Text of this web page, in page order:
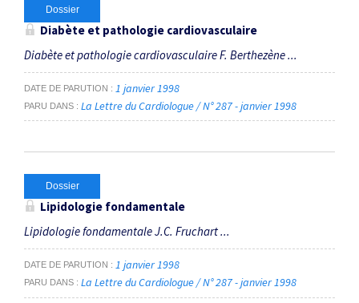
RECHERCHER
Dossier
Diabète et pathologie cardiovasculaire
Diabète et pathologie cardiovasculaire F. Berthezène ...
DATE DE PARUTION 1 janvier 1998
PARU DANS La Lettre du Cardiologue / N° 287 - janvier 1998
Dossier
Lipidologie fondamentale
Lipidologie fondamentale J.C. Fruchart ...
DATE DE PARUTION 1 janvier 1998
PARU DANS La Lettre du Cardiologue / N° 287 - janvier 1998